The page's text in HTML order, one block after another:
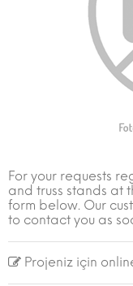
For your requests
and truss stands at
form below. Our
to contact you as
Projeniz için